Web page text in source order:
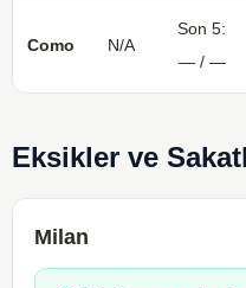
Como N/A
Son 5:
— / —
Eksikler ve
Milan